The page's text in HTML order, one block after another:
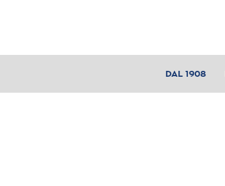
DAL 1908